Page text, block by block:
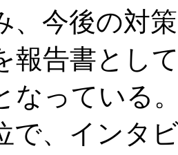
、今後の対
報告書とし
なっている
で、インタ